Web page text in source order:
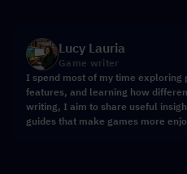
Lucy Lauria
Game writer
I spend most of my time
features, and learning how
writing, I aim to share useful
guides that make games more